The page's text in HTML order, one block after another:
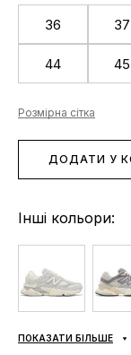
36 37
44 45
Розмірна сітка
ДОДАТИ У
Інші кольори:
ПОКАЗАТИ БІЛЬШЕ